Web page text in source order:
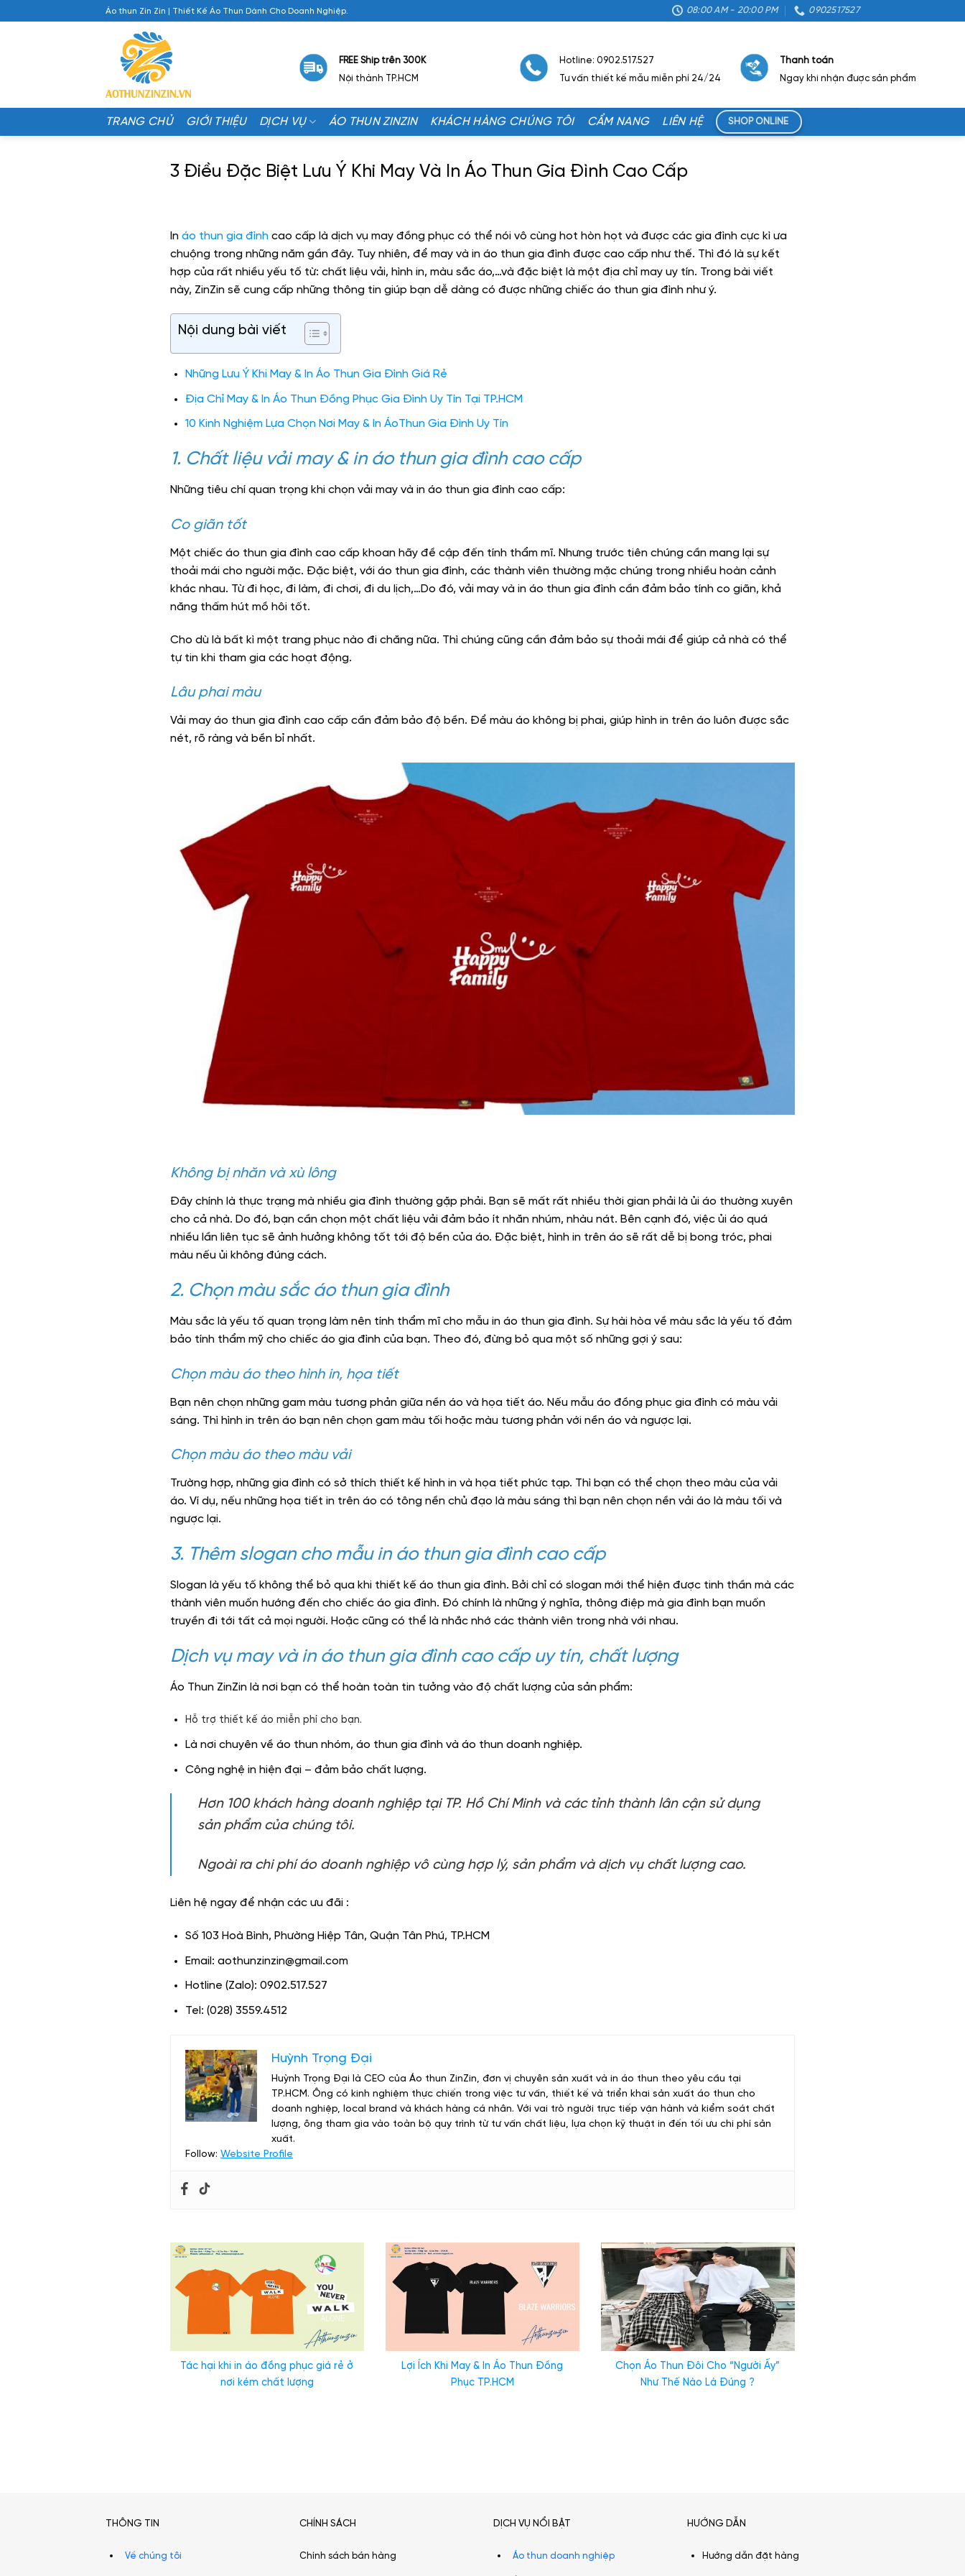
Áo thun Zin Zin | Thiết Kế Áo Thun Dành Cho Doanh Nghiệp. 08:00 AM - 20:00 PM 0902517527
FREE Ship trên 300K
Nội thành TP.HCM
Hotline: 0902.517.527
Tư vấn thiết kế mẫu miễn phí 24/24
Thanh toán
Ngay khi nhận được sản phẩm
TRANG CHỦ GIỚI THIỆU DỊCH VỤ ÁO THUN ZINZIN KHÁCH HÀNG CHÚNG TÔI CẨM NANG LIÊN HỆ SHOP ONLINE
3 Điều Đặc Biệt Lưu Ý Khi May Và In Áo Thun Gia Đình Cao Cấp
In áo thun gia đình cao cấp là dịch vụ may đồng phục có thể nói vô cùng hot hòn họt và được các gia đình cực kì ưa
chuộng trong những năm gần đây. Tuy nhiên, để may và in áo thun gia đình được cao cấp như thế. Thì đó là sự kết
hợp của rất nhiều yếu tố từ: chất liệu vải, hình in, màu sắc áo,…và đặc biệt là một địa chỉ may uy tín. Trong bài viết
này, ZinZin sẽ cung cấp những thông tin giúp bạn dễ dàng có được những chiếc áo thun gia đình như ý.
Nội dung bài viết
Những Lưu Ý Khi May & In Áo Thun Gia Đình Giá Rẻ
Địa Chỉ May & In Áo Thun Đồng Phục Gia Đình Uy Tín Tại TP.HCM
10 Kinh Nghiệm Lựa Chọn Nơi May & In ÁoThun Gia Đình Uy Tín
1. Chất liệu vải may & in áo thun gia đình cao cấp
Những tiêu chí quan trọng khi chọn vải may và in áo thun gia đình cao cấp:
Co giãn tốt
Một chiếc áo thun gia đình cao cấp khoan hãy đề cập đến tính thẩm mĩ. Nhưng trước tiên chúng cần mang lại sự
thoải mái cho người mặc. Đặc biệt, với áo thun gia đình, các thành viên thường mặc chúng trong nhiều hoàn cảnh
khác nhau. Từ đi học, đi làm, đi chơi, đi du lịch,…Do đó, vải may và in áo thun gia đình cần đảm bảo tính co giãn, khả
năng thấm hút mồ hôi tốt.
Cho dù là bất kì một trang phục nào đi chăng nữa. Thì chúng cũng cần đảm bảo sự thoải mái để giúp cả nhà có thể
tự tin khi tham gia các hoạt động.
Lâu phai màu
Vải may áo thun gia đình cao cấp cần đảm bảo độ bền. Để màu áo không bị phai, giúp hình in trên áo luôn được sắc
nét, rõ ràng và bền bỉ nhất.
Không bị nhăn và xù lông
Đây chính là thực trạng mà nhiều gia đình thường gặp phải. Bạn sẽ mất rất nhiều thời gian phải là ủi áo thường xuyên
cho cả nhà. Do đó, bạn cần chọn một chất liệu vải đảm bảo ít nhăn nhúm, nhàu nát. Bên cạnh đó, việc ủi áo quá
nhiều lần liên tục sẽ ảnh hưởng không tốt tới độ bền của áo. Đặc biệt, hình in trên áo sẽ rất dễ bị bong tróc, phai
màu nếu ủi không đúng cách.
2. Chọn màu sắc áo thun gia đình
Màu sắc là yếu tố quan trọng làm nên tính thẩm mĩ cho mẫu in áo thun gia đình. Sự hài hòa về màu sắc là yếu tố đảm
bảo tính thẩm mỹ cho chiếc áo gia đình của bạn. Theo đó, đừng bỏ qua một số những gợi ý sau:
Chọn màu áo theo hình in, họa tiết
Bạn nên chọn những gam màu tương phản giữa nền áo và họa tiết áo. Nếu mẫu áo đồng phục gia đình có màu vải
sáng. Thì hình in trên áo bạn nên chọn gam màu tối hoặc màu tương phản với nền áo và ngược lại.
Chọn màu áo theo màu vải
Trường hợp, những gia đình có sở thích thiết kế hình in và họa tiết phức tạp. Thì bạn có thể chọn theo màu của vải
áo. Ví dụ, nếu những họa tiết in trên áo có tông nền chủ đạo là màu sáng thì bạn nên chọn nền vải áo là màu tối và
ngược lại.
3. Thêm slogan cho mẫu in áo thun gia đình cao cấp
Slogan là yếu tố không thể bỏ qua khi thiết kế áo thun gia đình. Bởi chỉ có slogan mới thể hiện được tinh thần mà các
thành viên muốn hướng đến cho chiếc áo gia đình. Đó chính là những ý nghĩa, thông điệp mà gia đình bạn muốn
truyền đi tới tất cả mọi người. Hoặc cũng có thể là nhắc nhớ các thành viên trong nhà với nhau.
Dịch vụ may và in áo thun gia đình cao cấp uy tín, chất lượng
Áo Thun ZinZin là nơi bạn có thể hoàn toàn tin tưởng vào độ chất lượng của sản phẩm:
Hỗ trợ thiết kế áo miễn phí cho bạn.
Là nơi chuyên về áo thun nhóm, áo thun gia đình và áo thun doanh nghiệp.
Công nghệ in hiện đại – đảm bảo chất lượng.
Hơn 100 khách hàng doanh nghiệp tại TP. Hồ Chí Minh và các tỉnh thành lân cận sử dụng
sản phẩm của chúng tôi.
Ngoài ra chi phí áo doanh nghiệp vô cùng hợp lý, sản phẩm và dịch vụ chất lượng cao.
Liên hệ ngay để nhận các ưu đãi :
Số 103 Hoà Bình, Phường Hiệp Tân, Quận Tân Phú, TP.HCM
Email: aothunzinzin@gmail.com
Hotline (Zalo): 0902.517.527
Tel: (028) 3559.4512
Huỳnh Trọng Đại
Huỳnh Trọng Đại là CEO của Áo thun ZinZin, đơn vị chuyên sản xuất và in áo thun theo yêu cầu tại
TP.HCM. Ông có kinh nghiệm thực chiến trong việc tư vấn, thiết kế và triển khai sản xuất áo thun cho
doanh nghiệp, local brand và khách hàng cá nhân. Với vai trò người trực tiếp vận hành và kiểm soát chất
lượng, ông tham gia vào toàn bộ quy trình từ tư vấn chất liệu, lựa chọn kỹ thuật in đến tối ưu chi phí sản
xuất.
Follow: Website Profile
Tác hại khi in áo đồng phục giá rẻ ở
nơi kém chất lượng
Lợi Ích Khi May & In Áo Thun Đồng
Phục TP.HCM
Chọn Áo Thun Đôi Cho “Người Ấy”
Như Thế Nào Là Đúng ?
THÔNG TIN
Về chúng tôi
CHÍNH SÁCH
Chính sách bán hàng
DỊCH VỤ NỔI BẬT
Áo thun doanh nghiệp
HƯỚNG DẪN
Hướng dẫn đặt hàng